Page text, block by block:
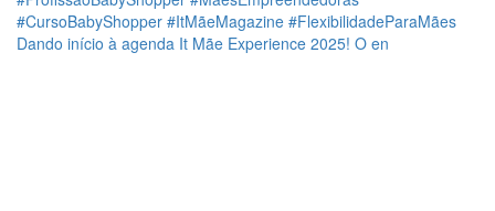
Dando início à agenda It Mãe Experience 2025! O en